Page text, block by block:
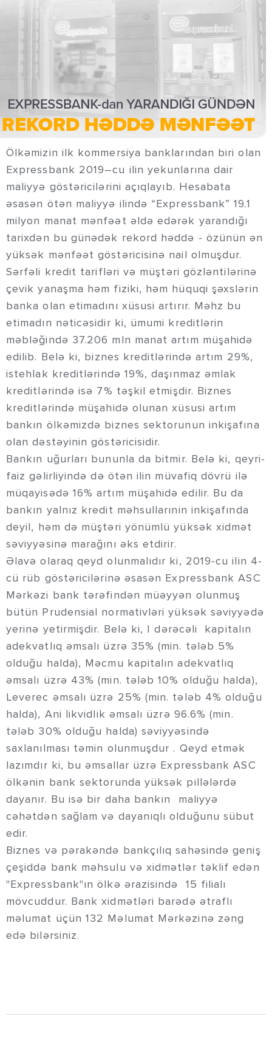
Ölkəmizin ilk kommersiya banklarından biri olan
Expressbank 2019–cu ilin yekunlarına dair
maliyyə göstəricilərini açıqlayıb. Hesabata
əsasən ötən maliyyə ilində “Expressbank” 19.1
milyon manat mənfəət əldə edərək yarandığı
tarixdən bu günədək rekord həddə - özünün ən
yüksək mənfəət göstəricisinə nail olmuşdur.
Sərfəli kredit tarifləri və müştəri gözləntilərinə
çevik yanaşma həm fiziki, həm hüquqi şəxslərin
banka olan etimadını xüsusi artırır. Məhz bu
etimadın nəticəsidir ki, ümumi kreditlərin
məbləğində 37.206 mln manat artım müşahidə
edilib. Belə ki, biznes kreditlərində artım 29%,
istehlak kreditlərində 19%, daşınmaz əmlak
kreditlərində isə 7% təşkil etmişdir. Biznes
kreditlərində müşahidə olunan xüsusi artım
bankın ölkəmizdə biznes sektorunun inkişafına
olan dəstəyinin göstəricisidir.
Bankın uğurları bununla da bitmir. Belə ki, qeyri-
faiz gəlirliyində də ötən ilin müvafiq dövrü ilə
müqayisədə 16% artım müşahidə edilir. Bu da
bankın yalnız kredit məhsullarınin inkişafında
deyil, həm də müştəri yönümlü yüksək xidmət
səviyyəsinə marağını əks etdirir.
Əlavə olaraq qeyd olunmalıdır ki, 2019-cu ilin 4-
cü rüb göstəricilərinə əsasən Expressbank ASC
Mərkəzi bank tərəfindən müəyyən olunmuş
bütün Prudensial normativləri yüksək səviyyədə
yerinə yetirmişdir. Belə ki, I dərəcəli kapitalın
adekvatlıq əmsalı üzrə 35% (min. tələb 5%
olduğu halda), Məcmu kapitalın adekvatlıq
əmsalı üzrə 43% (min. tələb 10% olduğu halda),
Leverec əmsalı üzrə 25% (min. tələb 4% olduğu
halda), Ani likvidlik əmsalı üzrə 96.6% (min.
tələb 30% olduğu halda) səviyyəsində
saxlanılması təmin olunmuşdur . Qeyd etmək
lazımdır ki, bu əmsallar üzrə Expressbank ASC
ölkənin bank sektorunda yüksək pillələrdə
dayanır. Bu isə bir daha bankın maliyyə
cəhətdən sağlam və dayanıqlı olduğunu sübut
edir.
Biznes və pərakəndə bankçılıq sahəsində geniş
çeşiddə bank məhsulu və xidmətlər təklif edən
"Expressbank"ın ölkə ərazisində 15 filialı
mövcuddur. Bank xidmətləri barədə ətraflı
məlumat üçün 132 Məlumat Mərkəzinə zəng
edə bilərsiniz.